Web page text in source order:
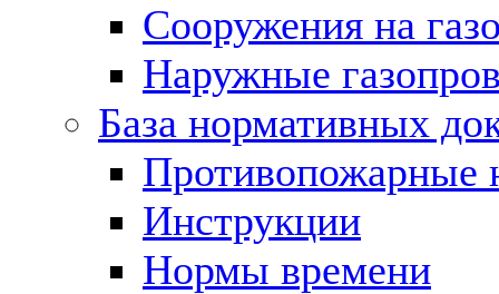
Сооружения на
Наружные
База нормативных
Противопожарные
Инструкции
Нормы времени